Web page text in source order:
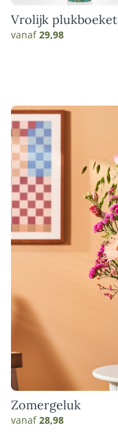
Vrolijk plukboeket
vanaf29,98
Zomergeluk
vanaf28,98